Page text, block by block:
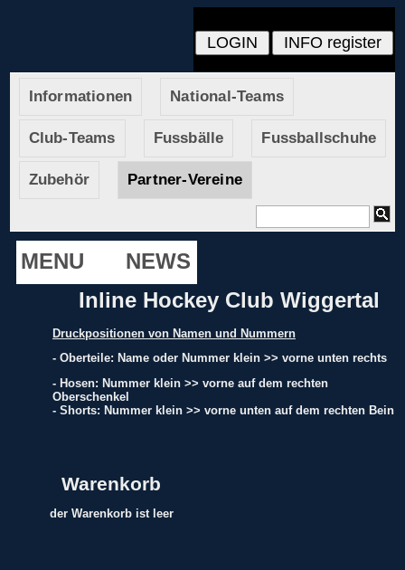
Informationen National-Teams
Club-Teams Fussbälle Fussballschuhe
Zubehör Partner-Vereine
MENU
NEWS
Inline Hockey Club Wiggertal
Druckpositionen von Namen und Nummern
- Oberteile: Name oder Nummer klein >> vorne unten rechts
- Hosen: Nummer klein >> vorne auf dem rechten
Oberschenkel
- Shorts: Nummer klein >> vorne unten auf dem rechten Bein
Warenkorb
der Warenkorb ist leer